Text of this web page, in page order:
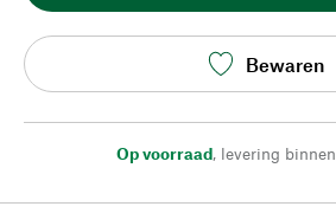
Bewaren
Op voorraad, levering